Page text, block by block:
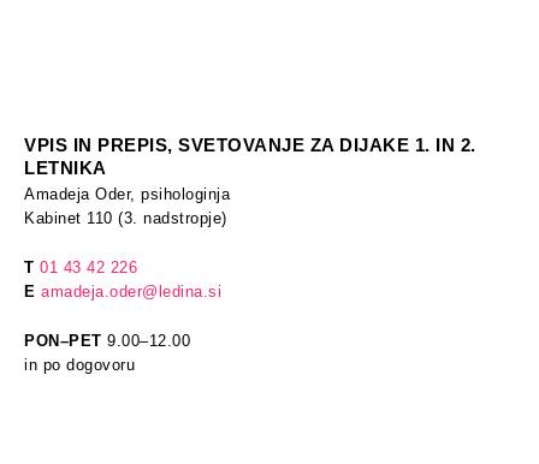
VPIS IN PREPIS, SVETOVANJE ZA DIJAKE 1. IN 2.
LETNIKA
Amadeja Oder, psihologinja
Kabinet 110 (3. nadstropje)
T 01 43 42 226
E amadeja.oder@ledina.si
PON–PET 9.00–12.00
in po dogovoru